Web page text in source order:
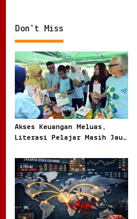
g
a
t
i
o
n
Don't Miss
Akses Keuangan Meluas,
Literasi Pelajar Masih Jauh